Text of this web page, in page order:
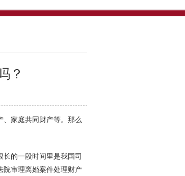
？
家庭共同财产等。那么
的一段时间里是我国司
院审理离婚案件处理财产